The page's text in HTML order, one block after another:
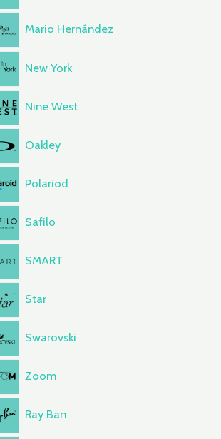
Mario Hernández
New York
Nine West
Oakley
Polariod
Safilo
SMART
Star
Swarovski
Zoom
Ray Ban